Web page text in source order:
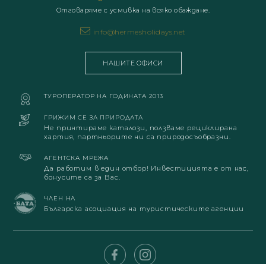
Отговаряме с усмивка на всяко обаждане.
info@hermesholidays.net
НАШИТЕ ОФИСИ
ТУРОПЕРАТОР НА ГОДИНАТА 2013
ГРИЖИМ СЕ ЗА ПРИРОДАТА
Не принтираме каталози, ползваме рециклирана
хартия, партньорите ни са природосъобразни.
АГЕНТСКА МРЕЖА
Да работим в един отбор! Инвестицията е от нас,
бонусите са за Вас.
ЧЛЕН НА
Българска асоциация на туристическите агенции